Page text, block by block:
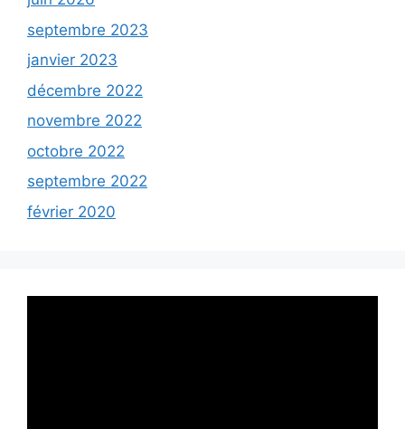
septembre 2023
janvier 2023
décembre 2022
novembre 2022
octobre 2022
septembre 2022
février 2020